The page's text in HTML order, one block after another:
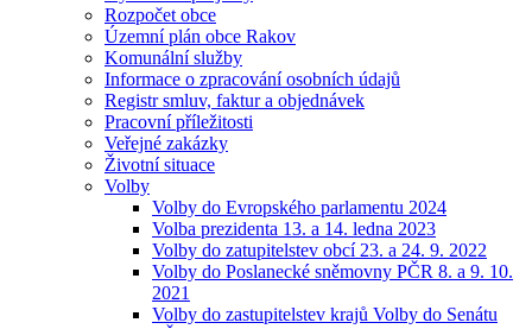
Rozpočet obce
Územní plán obce Rakov
Komunální služby
Informace o zpracování osobních údajů
Registr smluv, faktur a objednávek
Pracovní příležitosti
Veřejné zakázky
Životní situace
Volby
Volby do Evropského parlamentu 2024
Volba prezidenta 13. a 14. ledna 2023
Volby do zatupitelstev obcí 23. a 24. 9. 2022
Volby do Poslanecké sněmovny PČR 8. a 9. 10.
2021
Volby do zastupitelstev krajů Volby do Senátu